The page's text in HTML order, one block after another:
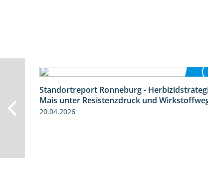
Standortreport Ronneburg -
Mais unter Resistenzdruck und
20.04.2026